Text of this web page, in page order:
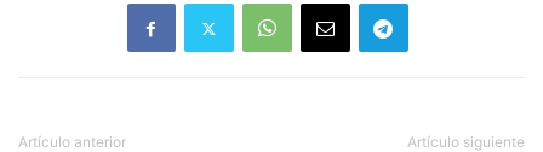
Artículo anterior Artículo siguiente